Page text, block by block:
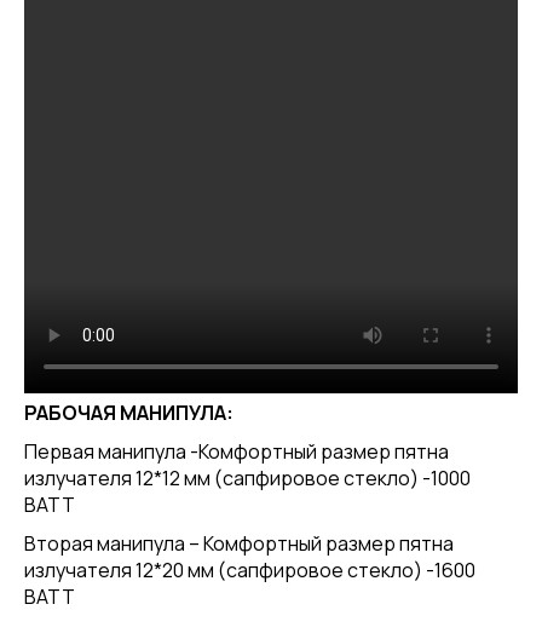
РАБОЧАЯ МАНИПУЛА:
Первая манипула -Комфортный размер пятна
излучателя 12*12 мм (сапфировое стекло) -1000
ВАТТ
Вторая манипула – Комфортный размер пятна
излучателя 12*20 мм (сапфировое стекло) -1600
ВАТТ